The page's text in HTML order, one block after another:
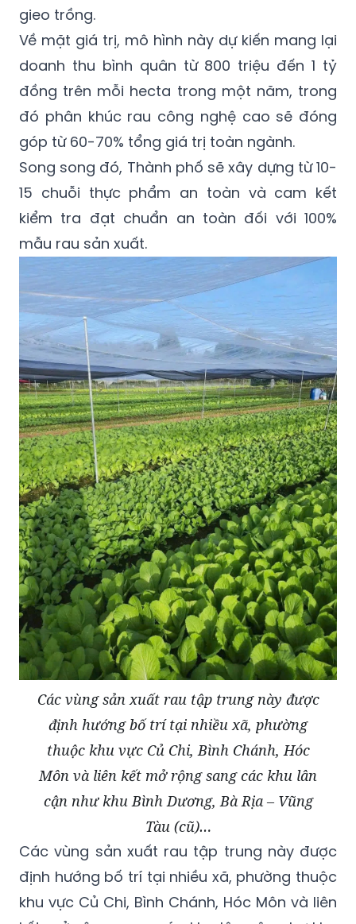
gieo trồng.
Về mặt giá trị, mô hình này dự kiến mang lại
doanh thu bình quân từ 800 triệu đến 1 tỷ
đồng trên mỗi hecta trong một năm, trong
đó phân khúc rau công nghệ cao sẽ đóng
góp từ 60-70% tổng giá trị toàn ngành.
Song song đó, Thành phố sẽ xây dựng từ 10-
15 chuỗi thực phẩm an toàn và cam kết
kiểm tra đạt chuẩn an toàn đối với 100%
mẫu rau sản xuất.
Các vùng sản xuất rau tập trung này được
định hướng bố trí tại nhiều xã, phường
thuộc khu vực Củ Chi, Bình Chánh, Hóc
Môn và liên kết mở rộng sang các khu lân
cận như khu Bình Dương, Bà Rịa – Vũng
Tàu (cũ)…
Các vùng sản xuất rau tập trung này được
định hướng bố trí tại nhiều xã, phường thuộc
khu vực Củ Chi, Bình Chánh, Hóc Môn và liên